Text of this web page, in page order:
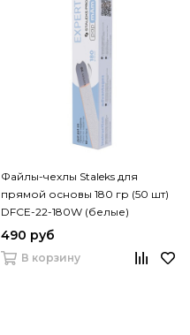
Файлы-чехлы Staleks для
прямой основы 180 гр (50 шт)
DFСE-22-180W (белые)
490 руб
В корзину